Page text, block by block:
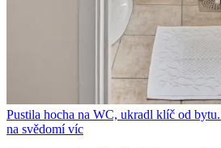
Pustila hocha na WC, ukradl klíč od
na svědomí víc